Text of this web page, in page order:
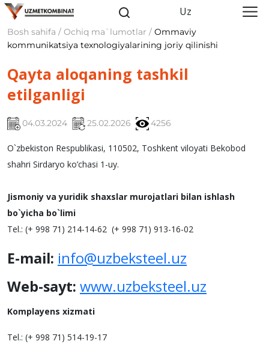
Uz
Bosh sahifa / Ochiq ma`lumotlar / Ommaviy
kommunikatsiya texnologiyalarining joriy qilinishi
Qayta aloqaning tashkil
etilganligi
04.03.2024 25.02.2026 4256
O`zbekiston Respublikasi, 110502, Toshkent viloyati Bekobod
shahri Sirdaryo ko’chasi 1-uy.
Jismoniy va yuridik shaxslar murojatlari bilan ishlash
bo`yicha bo`limi
Tel.: (+ 998 71) 214-14-62 (+ 998 71) 913-16-02
E-mail: info@uzbeksteel.uz
Web-sayt: www.uzbeksteel.uz
Komplayens xizmati
Tel.: (+ 998 71) 514-19-17